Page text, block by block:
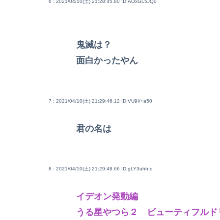
6 : 2021/04/10(土) 21:28:45.80 ID:AOxGL5JQ0
鬼滅は？
面白かったやん
7 : 2021/04/10(土) 21:29:46.12 ID:VU9I/+a50
君の名は
8 : 2021/04/10(土) 21:29:48.66 ID:gLY3uhhId
イデオン発動編
うる星やつら２ ビューティフルド